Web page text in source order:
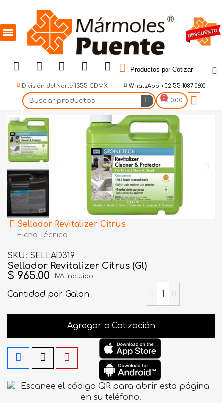
Productos por Cotizar
División del Norte 1355 CDMX WhatsApp +52 55 1087 0600
$ 0.00
Sellador Revitalizer Citrus
Ficha Técnica
SKU SELLAD319
Sellador Revitalizer Citrus (Gl)
$ 965.00 IVA incluido
Cantidad por Galon
Agregar a Cotización